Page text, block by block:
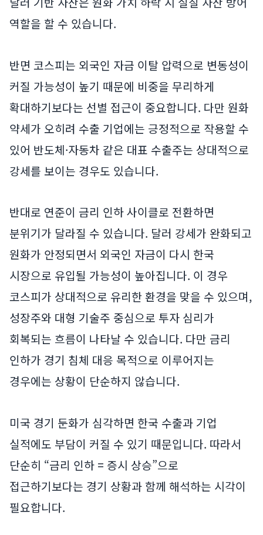
역할을 할 수 있습니다.
반면 코스피는 외국인 자금 이탈 압력으로 변동성이
커질 가능성이 높기 때문에 비중을 무리하게
확대하기보다는 선별 접근이 중요합니다. 다만 원화
약세가 오히려 수출 기업에는 긍정적으로 작용할 수
있어 반도체·자동차 같은 대표 수출주는 상대적으로
강세를 보이는 경우도 있습니다.
반대로 연준이 금리 인하 사이클로 전환하면
분위기가 달라질 수 있습니다. 달러 강세가 완화되고
원화가 안정되면서 외국인 자금이 다시 한국
시장으로 유입될 가능성이 높아집니다. 이 경우
코스피가 상대적으로 유리한 환경을 맞을 수 있으며,
성장주와 대형 기술주 중심으로 투자 심리가
회복되는 흐름이 나타날 수 있습니다. 다만 금리
인하가 경기 침체 대응 목적으로 이루어지는
경우에는 상황이 단순하지 않습니다.
미국 경기 둔화가 심각하면 한국 수출과 기업
실적에도 부담이 커질 수 있기 때문입니다. 따라서
단순히 “금리 인하 = 증시 상승”으로
접근하기보다는 경기 상황과 함께 해석하는 시각이
필요합니다.